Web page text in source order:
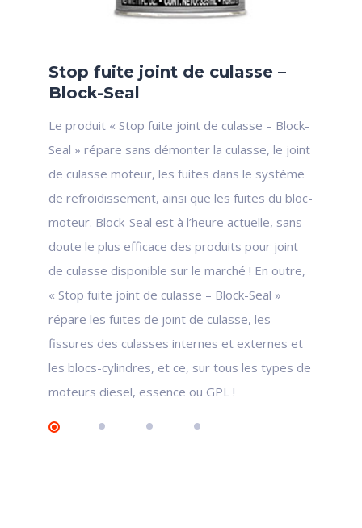
Stop fuite joint de culasse –
Block-Seal
Le produit « Stop fuite joint de culasse – Block-
Seal » répare sans démonter la culasse, le joint
de culasse moteur, les fuites dans le système
de refroidissement, ainsi que les fuites du bloc-
moteur. Block-Seal est à l’heure actuelle, sans
doute le plus efficace des produits pour joint
de culasse disponible sur le marché ! En outre,
« Stop fuite joint de culasse – Block-Seal »
répare les fuites de joint de culasse, les
fissures des culasses internes et externes et
les blocs-cylindres, et ce, sur tous les types de
moteurs diesel, essence ou GPL !